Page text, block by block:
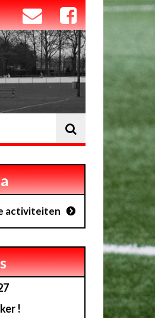
activiteiten
!